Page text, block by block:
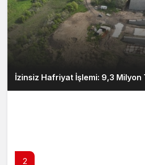
İzinsiz Hafriyat İşlemi: 9,3 Milyon
2